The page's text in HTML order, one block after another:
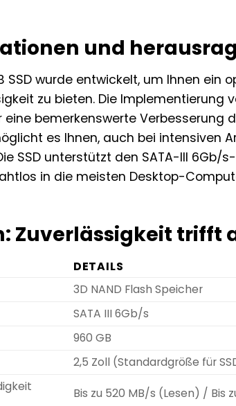
und
SSD wurde entwickelt, um Ihnen
zu bieten. Die Implementierung
bemerkenswerte Verbesserung
es Ihnen, auch bei intensiven
SSD unterstützt den SATA-III 6Gb/
in die meisten Desktop-
Zuverlässigkeit trifft
DETAILS
3D NAND Flash Speicher
SATA III 6Gb/s
960 GB
2,5 Zoll (Standardgröße für
Bis zu 520 MB/s (Lesen) / Bis